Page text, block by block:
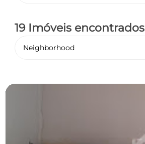
19 Imóveis encontrados
Neighborhood